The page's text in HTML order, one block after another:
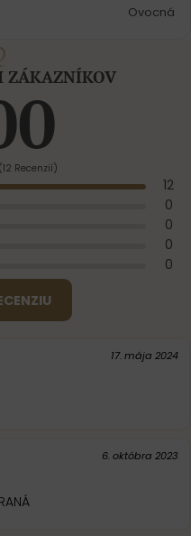
Ovocná
ZÁKAZNÍKOV
Recenzií)
12
0
0
0
0
17. mája 2024
6. októbra 2023